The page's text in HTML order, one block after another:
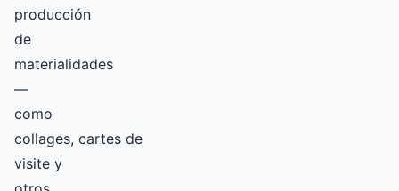
producción
de
materialidades
—
como
collages, cartes de
visite y